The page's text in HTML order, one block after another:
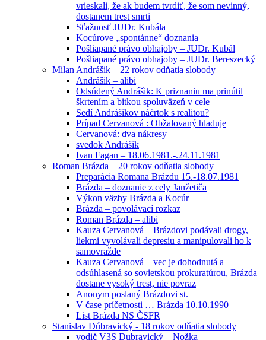
vrieskali, že ak budem tvrdiť, že som nevinný,
dostanem trest smrti
Sťažnosť JUDr. Kubála
Kocúrove „spontánne“ doznania
Pošliapané právo obhajoby – JUDr. Kubál
Pošliapané právo obhajoby – JUDr. Bereszecký
Milan Andrášik – 22 rokov odňatia slobody
Andrášik – alibi
Odsúdený Andrášik: K priznaniu ma prinútil
škrtením a bitkou spoluväzeň v cele
Sedí Andrášikov náčrtok s realitou?
Prípad Cervanová : Obžalovaný hladuje
Cervanová: dva nákresy
svedok Andrášik
Ivan Fagan – 18.06.1981.-.24.11.1981
Roman Brázda – 20 rokov odňatia slobody
Preparácia Romana Brázdu 15.-18.07.1981
Brázda – doznanie z cely Janžetiča
Výkon väzby Brázda a Kocúr
Brázda – povolávací rozkaz
Roman Brázda – alibi
Kauza Cervanová – Brázdovi podávali drogy,
liekmi vyvolávali depresiu a manipulovali ho k
samovražde
Kauza Cervanová – vec je dohodnutá a
odsúhlasená so sovietskou prokuratúrou, Brázda
dostane vysoký trest, nie povraz
Anonym poslaný Brázdovi st.
V čase príčetnosti … Brázda 10.10.1990
List Brázda NS ČSFR
Stanislav Dúbravický - 18 rokov odňatia slobody
vodič V3S Dubravický – Nožka